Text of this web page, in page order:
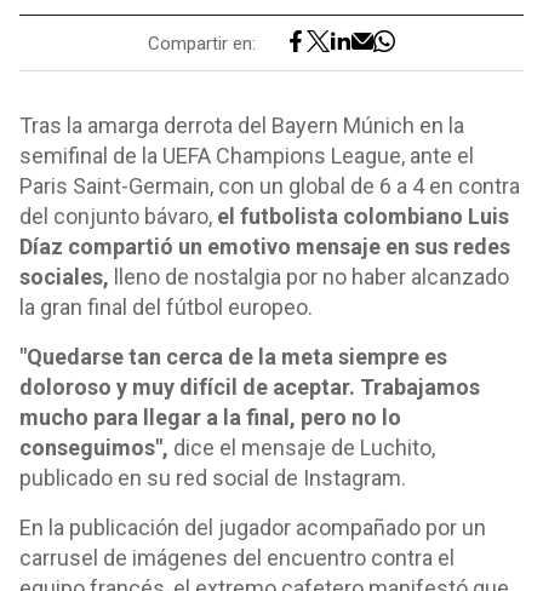
Compartir en:
Tras la amarga derrota del Bayern Múnich en la
semifinal de la UEFA Champions League, ante el
Paris Saint-Germain, con un global de 6 a 4 en contra
del conjunto bávaro, el futbolista colombiano Luis
Díaz compartió un emotivo mensaje en sus redes
sociales, lleno de nostalgia por no haber alcanzado
la gran final del fútbol europeo.
"Quedarse tan cerca de la meta siempre es
doloroso y muy difícil de aceptar. Trabajamos
mucho para llegar a la final, pero no lo
conseguimos", dice el mensaje de Luchito,
publicado en su red social de Instagram.
En la publicación del jugador acompañado por un
carrusel de imágenes del encuentro contra el